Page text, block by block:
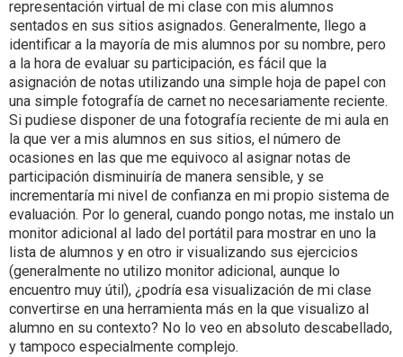
representación virtual de mi clase con mis alumnos
sentados en sus sitios asignados. Generalmente, llego a
identificar a la mayoría de mis alumnos por su nombre, pero
a la hora de evaluar su participación, es fácil que la
asignación de notas utilizando una simple hoja de papel con
una simple fotografía de carnet no necesariamente reciente.
Si pudiese disponer de una fotografía reciente de mi aula en
la que ver a mis alumnos en sus sitios, el número de
ocasiones en las que me equivoco al asignar notas de
participación disminuiría de manera sensible, y se
incrementaría mi nivel de confianza en mi propio sistema de
evaluación. Por lo general, cuando pongo notas, me instalo un
monitor adicional al lado del portátil para mostrar en uno la
lista de alumnos y en otro ir visualizando sus ejercicios
(generalmente no utilizo monitor adicional, aunque lo
encuentro muy útil), ¿podría esa visualización de mi clase
convertirse en una herramienta más en la que visualizo al
alumno en su contexto? No lo veo en absoluto descabellado,
y tampoco especialmente complejo.